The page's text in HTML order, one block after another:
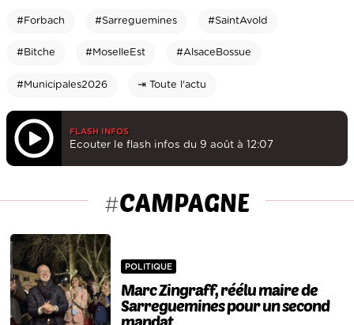
#Forbach #Sarreguemines #SaintAvold
#Bitche #MoselleEst #AlsaceBossue
#Municipales2026 ⇥ Toute l'actu
FLASH INFOS
Ecouter le flash infos du 9 août à 12:07
#CAMPAGNE
POLITIQUE
Marc Zingraff, réélu maire de
Sarreguemines pour un second
mandat